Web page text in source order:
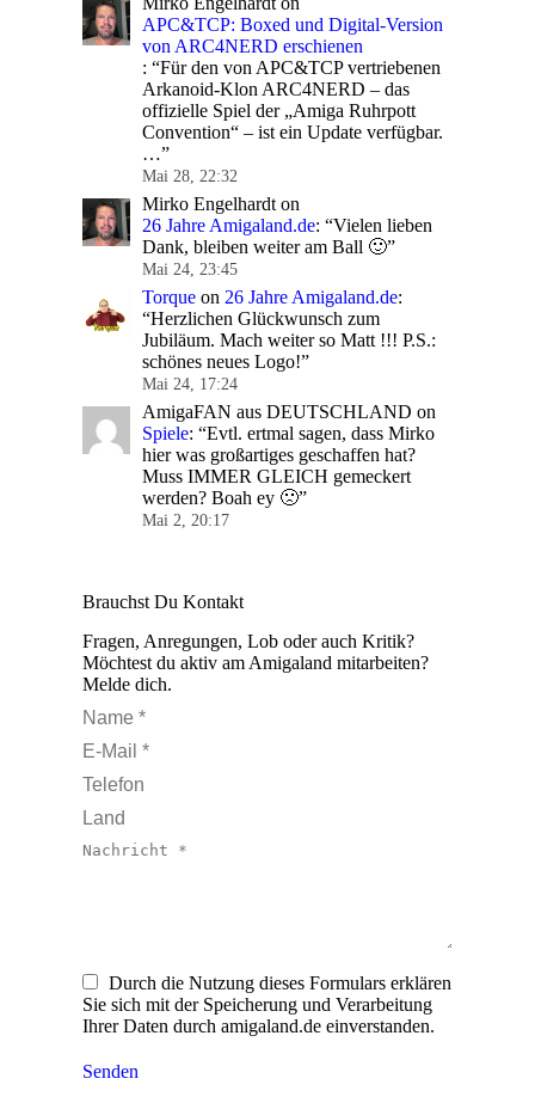
APC&TCP: Boxed und Digital-Version
von ARC4NERD erschienen
: “Für den von APC&TCP vertriebenen
Arkanoid-Klon ARC4NERD – das
offizielle Spiel der „Amiga Ruhrpott
Convention“ – ist ein Update verfügbar.
…”
Mai 28, 22:32
Mirko Engelhardt on
26 Jahre Amigaland.de: “Vielen lieben
Dank, bleiben weiter am Ball 🙂”
Mai 24, 23:45
Torque on 26 Jahre Amigaland.de:
“Herzlichen Glückwunsch zum
Jubiläum. Mach weiter so Matt !!! P.S.:
schönes neues Logo!”
Mai 24, 17:24
AmigaFAN aus DEUTSCHLAND on
Spiele: “Evtl. ertmal sagen, dass Mirko
hier was großartiges geschaffen hat?
Muss IMMER GLEICH gemeckert
werden? Boah ey 🙁”
Mai 2, 20:17
Brauchst Du Kontakt
Fragen, Anregungen, Lob oder auch Kritik?
Möchtest du aktiv am Amigaland mitarbeiten?
Melde dich.
Name *
E-Mail *
Telefon
Land
Nachricht *
Durch die Nutzung dieses Formulars erklären
Sie sich mit der Speicherung und Verarbeitung
Ihrer Daten durch amigaland.de einverstanden.
Senden